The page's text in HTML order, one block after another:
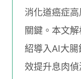
消化道癌症
關鍵。本文
紹導入AI大
效提升息肉